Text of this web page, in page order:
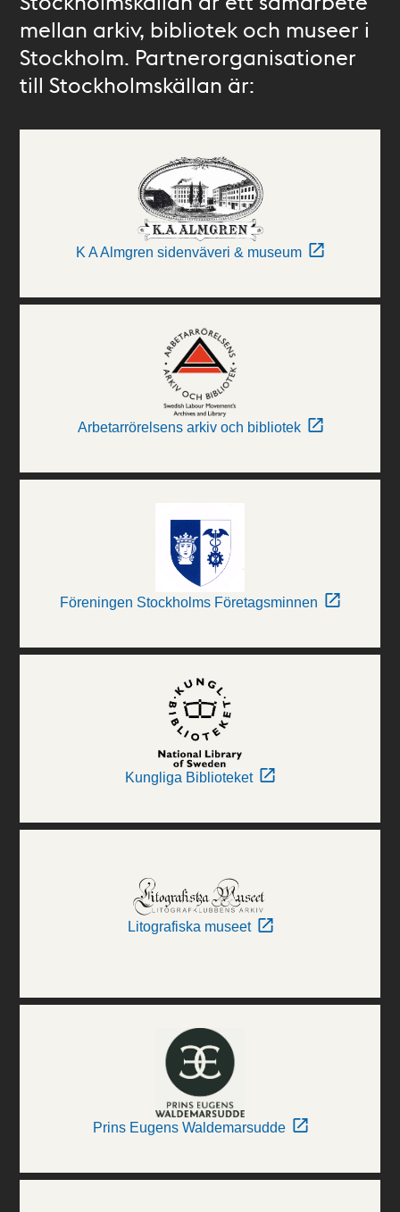
mellan arkiv, bibliotek och museer i
Stockholm. Partnerorganisationer
till Stockholmskällan är:
K A Almgren sidenväveri & museum
Arbetarrörelsens arkiv och bibliotek
Föreningen Stockholms Företagsminnen
Kungliga Biblioteket
Litografiska museet
Prins Eugens Waldemarsudde